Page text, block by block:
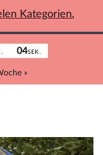
04SEK.
»
Kategorien.